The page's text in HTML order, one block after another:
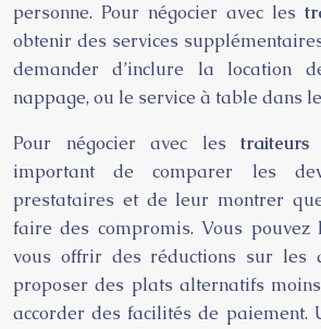
personne. Pour négocier avec les
obtenir des services
demander d’inclure la location
nappage, ou le service à table dans
Pour négocier avec les traiteurs
important de comparer les
prestataires et de leur montrer
faire des compromis. Vous
vous offrir des réductions sur les
proposer des plats alternatifs
accorder des facilités de paiement.